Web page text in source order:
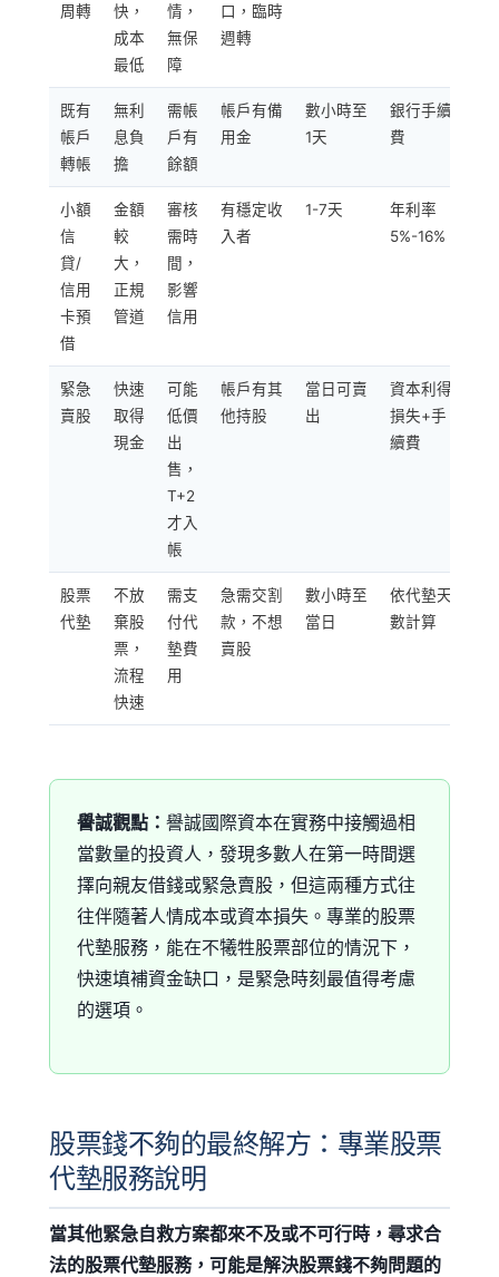
周轉
快，
成本
最低
情，
無保
障
口，臨時
週轉
既有
帳戶
轉帳
無利
息負
擔
需帳
戶有
餘額
帳戶有備
用金
數小時至
1天
銀行手續
費
小額
信
貸/
信用
卡預
借
金額
較
大，
正規
管道
審核
需時
間，
影響
信用
有穩定收
入者
1-7天
年利率
5%-16%
緊急
賣股
快速
取得
現金
可能
低價
出
售，
T+2
才入
帳
帳戶有其
他持股
當日可賣
出
資本利得
損失+手
續費
股票
代墊
不放
棄股
票，
流程
快速
需支
付代
墊費
用
急需交割
款，不想
賣股
數小時至
當日
依代墊天
數計算
譽誠觀點： 譽誠國際資本在實務中接觸過相
當數量的投資人，發現多數人在第一時間選
擇向親友借錢或緊急賣股，但這兩種方式往
往伴隨著人情成本或資本損失。專業的股票
代墊服務，能在不犧牲股票部位的情況下，
快速填補資金缺口，是緊急時刻最值得考慮
的選項。
股票錢不夠的最終解方：專業股票
代墊服務說明
當其他緊急自救方案都來不及或不可行時，尋求合
法的股票代墊服務，可能是解決股票錢不夠問題的